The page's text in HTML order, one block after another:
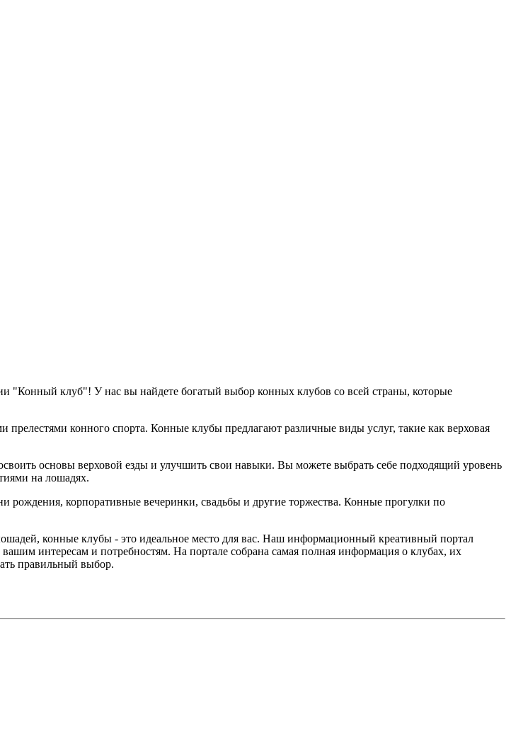
"Конный клуб"! У нас вы найдете богатый выбор конных клубов со всей страны, которые
конного спорта. Конные клубы предлагают различные виды услуг, такие как верховая
основы верховой езды и улучшить свои навыки. Вы можете выбрать себе подходящий уровень
на лошадях.
рождения, корпоративные вечеринки, свадьбы и другие торжества. Конные прогулки по
конные клубы - это идеальное место для вас. Наш информационный креативный портал
интересам и потребностям. На портале собрана самая полная информация о клубах, их
правильный выбор.